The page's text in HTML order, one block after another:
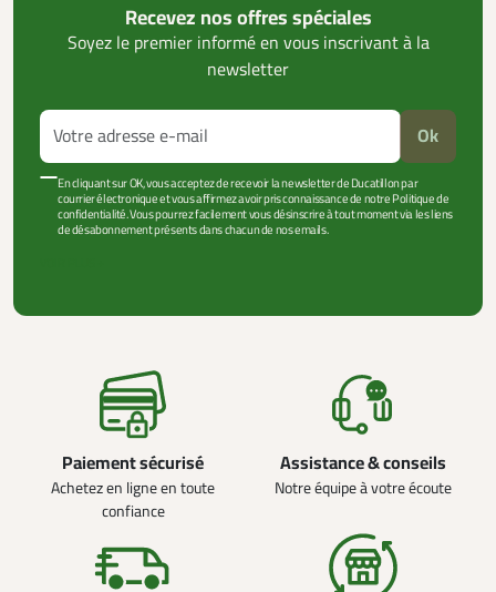
Recevez nos offres spéciales
Soyez le premier informé en vous inscrivant à la
newsletter
Ok
En cliquant sur OK, vous acceptez de recevoir la newsletter de Ducatillon par
courrier électronique et vous affirmez avoir pris connaissance de notre Politique de
confidentialité. Vous pourrez facilement vous désinscrire à tout moment via les liens
de désabonnement présents dans chacun de nos emails.
Paiement sécurisé
Achetez en ligne en toute
confiance
Assistance & conseils
Notre équipe à votre écoute